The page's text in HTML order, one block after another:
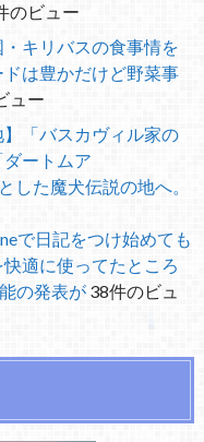
のビュー
・キリバスの食事情を
は豊かだけど野菜事
ュー
】「バスカヴィル家の
ートムア
した魔犬伝説の地へ。
で日記をつけ始めても
適に使ってたところ
の発表が 38件のビュ